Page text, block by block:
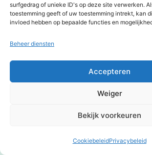
surfgedrag of unieke ID's op deze site verwerken.
toestemming geeft of uw toestemming intrekt, kan
invloed hebben op bepaalde functies en
Beheer diensten
Accepteren
Weiger
Bekijk voorkeuren
CookiebeleidPrivacybeleid
Berichten per rubriek
Archief(70)